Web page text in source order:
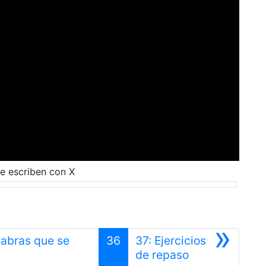
escriben con X
que se
36 »
37: Ejercicios
de repasoSiguiente